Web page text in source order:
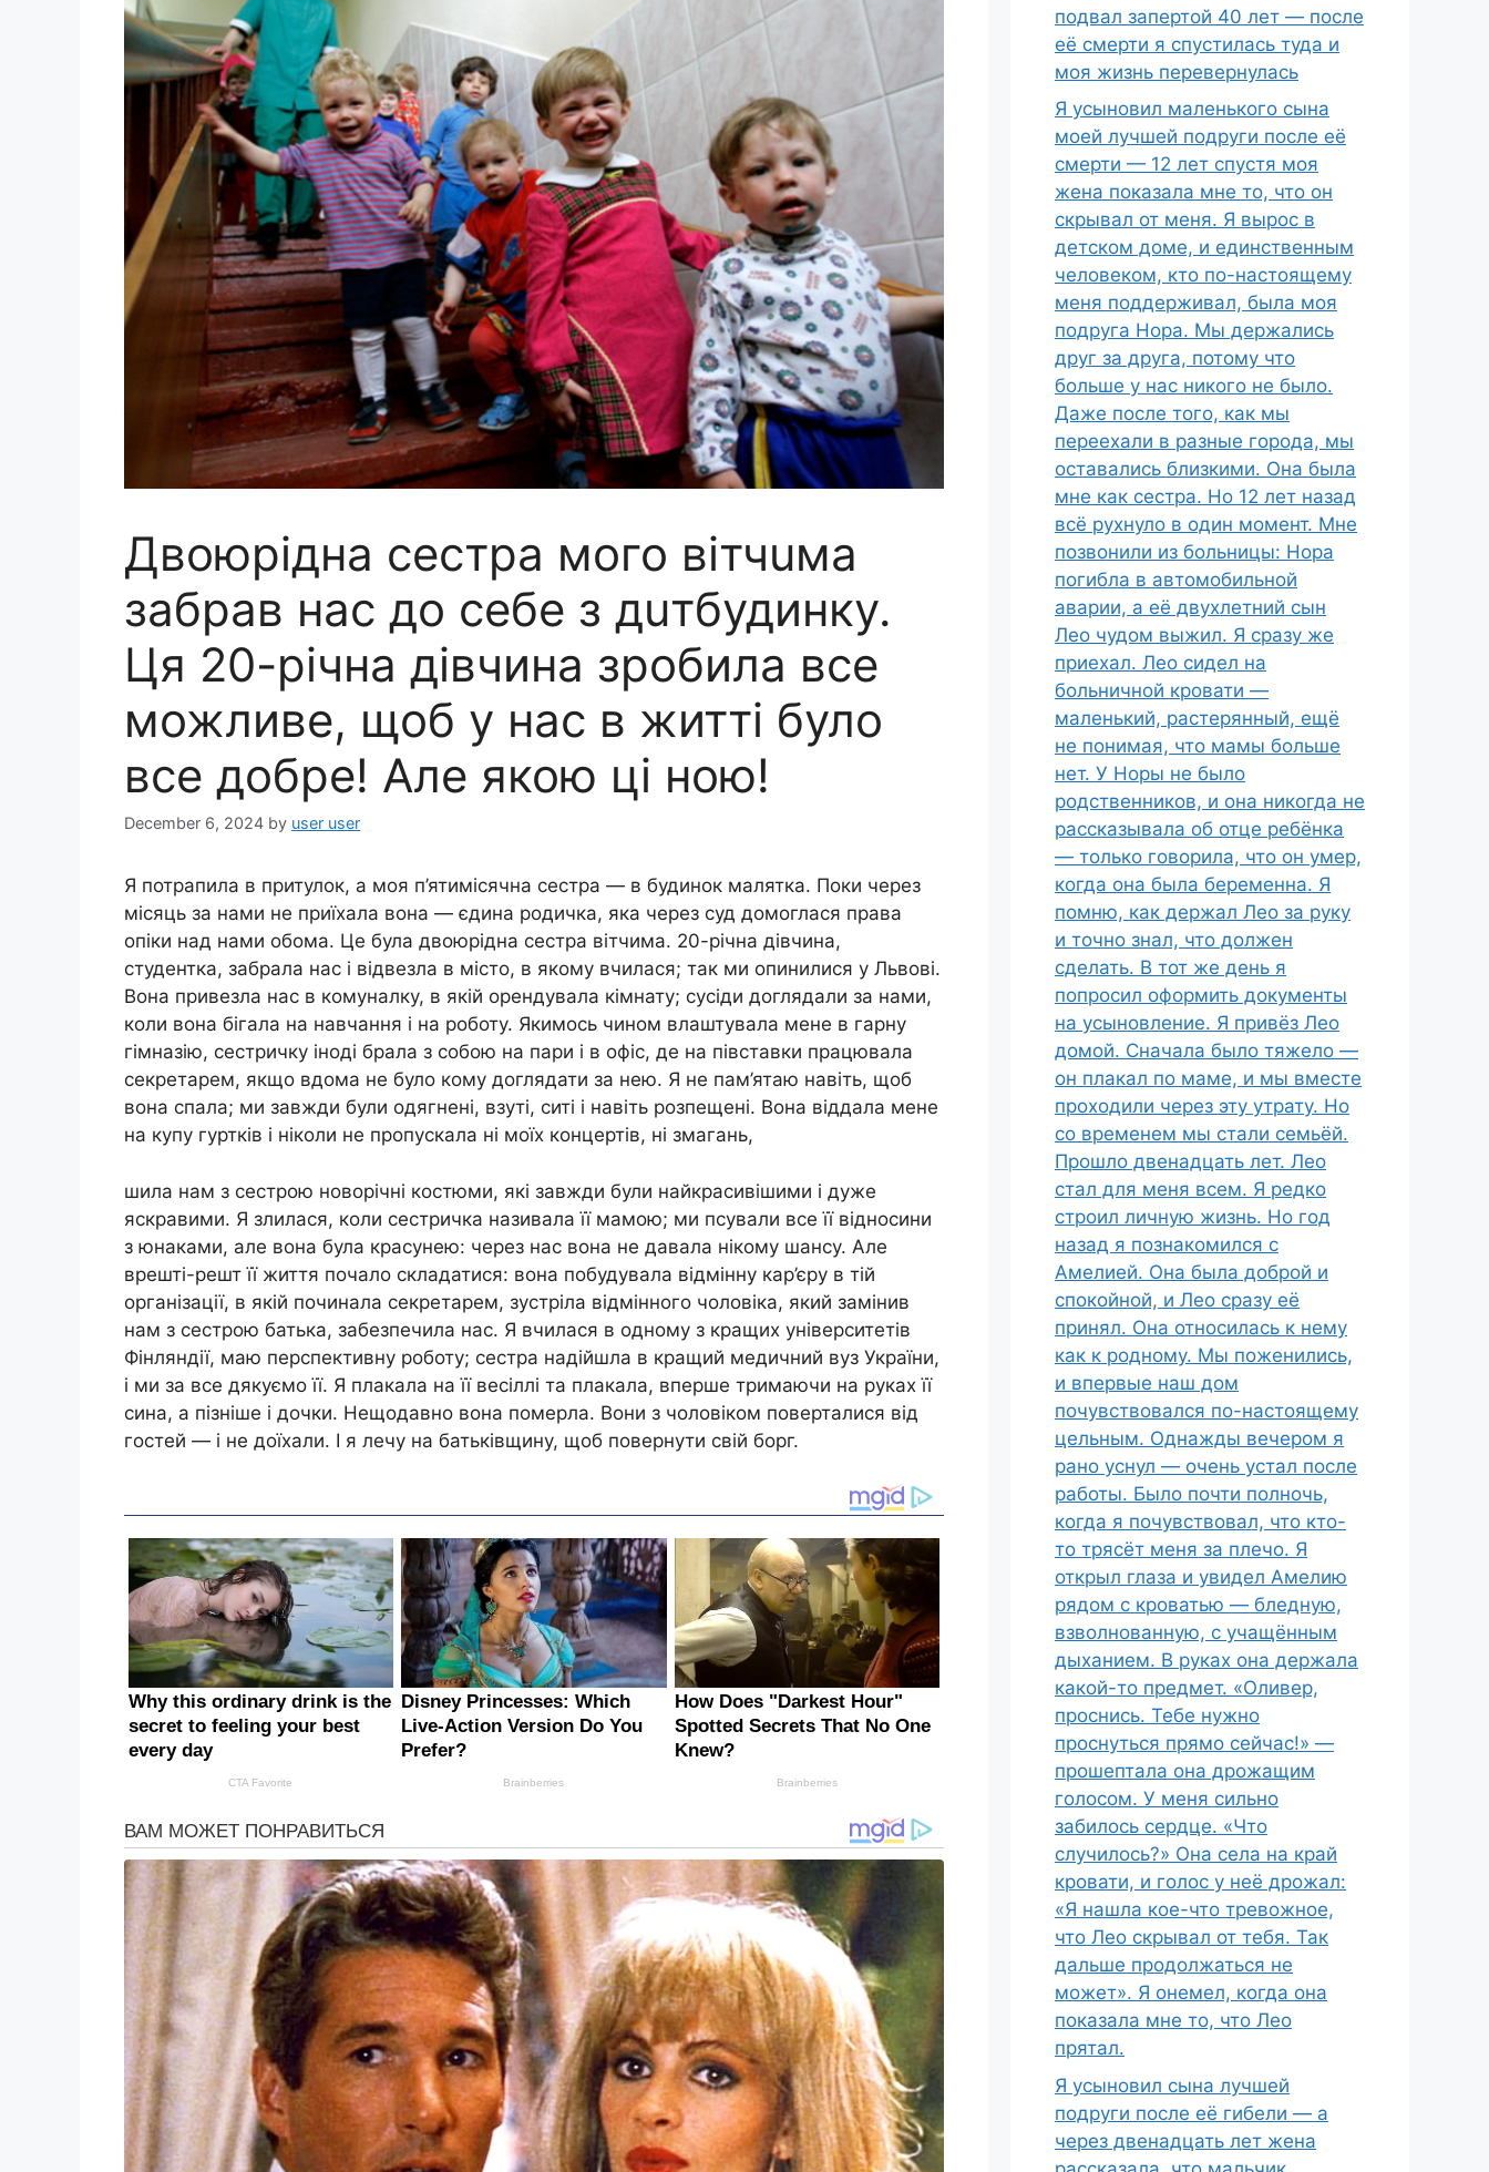
Двоюрідна сестра мого вітчuма
забрав нас до себе з дuтбудинку.
Ця 20-річна дівчина зробила все
можливе, щоб у нас в житті було
все добре! Але якою ці ною!
December 6, 2024 by user user
Я потрапила в притулок, а моя п’ятимісячна сестра — в будинок малятка. Поки через
місяць за нами не приїхала вона — єдина родичка, яка через суд домоглася права
опіки над нами обома. Це була двоюрідна сестра вітчима. 20-річна дівчина,
студентка, забрала нас і відвезла в місто, в якому вчилася; так ми опинилися у Львові.
Вона привезла нас в комуналку, в якій орендувала кімнату; сусіди доглядали за нами,
коли вона бігала на навчання і на роботу. Якимось чином влаштувала мене в гарну
гімназію, сестричку іноді брала з собою на пари і в офіс, де на півставки працювала
секретарем, якщо вдома не було кому доглядати за нею. Я не пам’ятаю навіть, щоб
вона спала; ми завжди були одягнені, взуті, ситі і навіть розпещені. Вона віддала мене
на купу гуртків і ніколи не пропускала ні моїх концертів, ні змагань,
шила нам з сестрою новорічні костюми, які завжди були найкрасивішими і дуже
яскравими. Я злилася, коли сестричка називала її мамою; ми псували все її відносини
з юнаками, але вона була красунею: через нас вона не давала нікому шансу. Але
врешті-решт її життя почало складатися: вона побудувала відмінну кар’єру в тій
організації, в якій починала секретарем, зустріла відмінного чоловіка, який замінив
нам з сестрою батька, забезпечила нас. Я вчилася в одному з кращих університетів
Фінляндії, маю перспективну роботу; сестра надійшла в кращий медичний вуз України,
і ми за все дякуємо її. Я плакала на її весіллі та плакала, вперше тримаючи на руках її
сина, а пізніше і дочки. Нещодавно вона померла. Вони з чоловіком поверталися від
гостей — і не доїхали. І я лечу на батьківщину, щоб повернути свій борг.
подвал запертой 40 лет — после
её смерти я спустилась туда и
моя жизнь перевернулась
Я усыновил маленького сына
моей лучшей подруги после её
смерти — 12 лет спустя моя
жена показала мне то, что он
скрывал от меня. Я вырос в
детском доме, и единственным
человеком, кто по-настоящему
меня поддерживал, была моя
подруга Нора. Мы держались
друг за друга, потому что
больше у нас никого не было.
Даже после того, как мы
переехали в разные города, мы
оставались близкими. Она была
мне как сестра. Но 12 лет назад
всё рухнуло в один момент. Мне
позвонили из больницы: Нора
погибла в автомобильной
аварии, а её двухлетний сын
Лео чудом выжил. Я сразу же
приехал. Лео сидел на
больничной кровати —
маленький, растерянный, ещё
не понимая, что мамы больше
нет. У Норы не было
родственников, и она никогда не
рассказывала об отце ребёнка
— только говорила, что он умер,
когда она была беременна. Я
помню, как держал Лео за руку
и точно знал, что должен
сделать. В тот же день я
попросил оформить документы
на усыновление. Я привёз Лео
домой. Сначала было тяжело —
он плакал по маме, и мы вместе
проходили через эту утрату. Но
со временем мы стали семьёй.
Прошло двенадцать лет. Лео
стал для меня всем. Я редко
строил личную жизнь. Но год
назад я познакомился с
Амелией. Она была доброй и
спокойной, и Лео сразу её
принял. Она относилась к нему
как к родному. Мы поженились,
и впервые наш дом
почувствовался по-настоящему
цельным. Однажды вечером я
рано уснул — очень устал после
работы. Было почти полночь,
когда я почувствовал, что кто-
то трясёт меня за плечо. Я
открыл глаза и увидел Амелию
рядом с кроватью — бледную,
взволнованную, с учащённым
дыханием. В руках она держала
какой-то предмет. «Оливер,
проснись. Тебе нужно
проснуться прямо сейчас!» —
прошептала она дрожащим
голосом. У меня сильно
забилось сердце. «Что
случилось?» Она села на край
кровати, и голос у неё дрожал:
«Я нашла кое-что тревожное,
что Лео скрывал от тебя. Так
дальше продолжаться не
может». Я онемел, когда она
показала мне то, что Лео
прятал.
Я усыновил сына лучшей
подруги после её гибели — а
через двенадцать лет жена